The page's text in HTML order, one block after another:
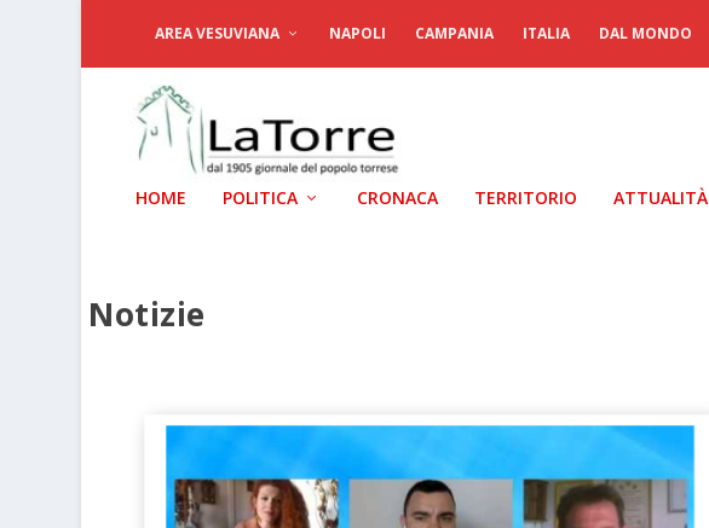
AREA VESUVIANA NAPOLI CAMPANIA ITALIA DAL MONDO
HOME POLITICA CRONACA TERRITORIO ATTUALITÀ
Notizie